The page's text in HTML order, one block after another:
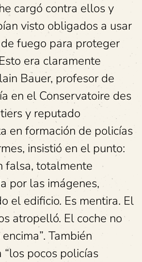
cargó contra ellos y
visto obligados a usar
fuego para proteger
era claramente
Bauer, profesor de
en el Conservatoire des
y reputado
en formación de policías
insistió en el punto:
falsa, totalmente
por las imágenes,
el edificio. Es mentira. El
atropelló. El coche no
También
“los pocos policías